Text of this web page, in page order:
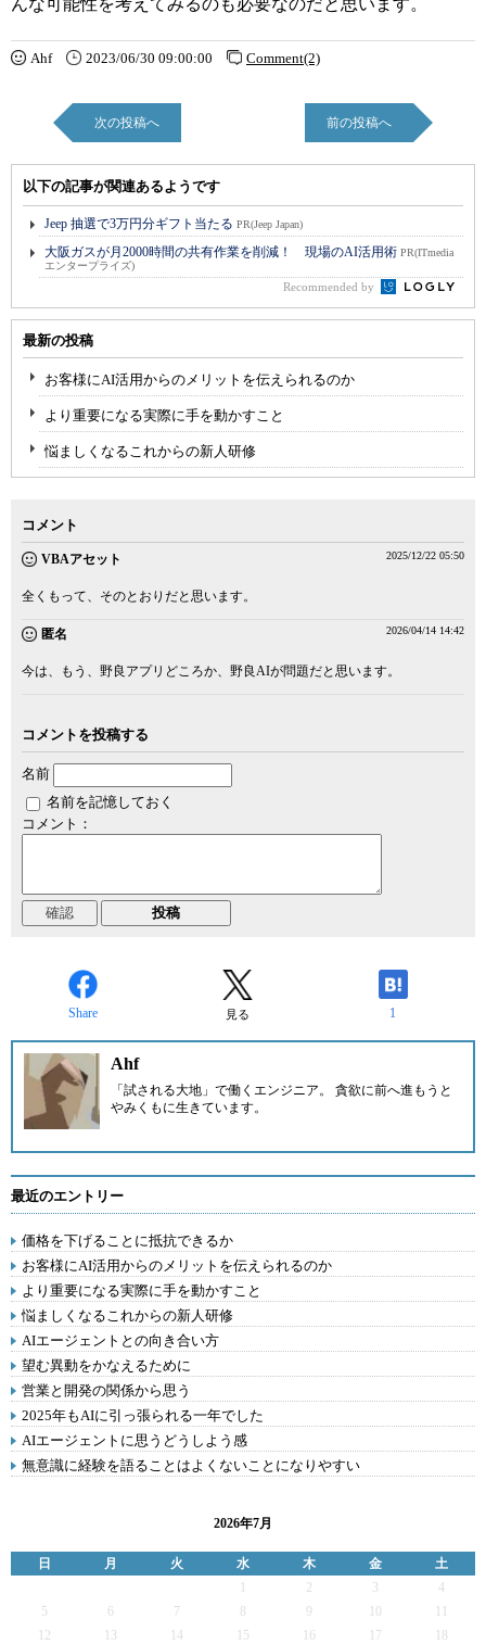
んな可能性を考えてみるのも必要なのだと思います。
Ahf 2023/06/30 09:00:00 Comment(2)
次の投稿へ 前の投稿へ
以下の記事が関連あるようです
Jeep 抽選で3万円分ギフト当たる PR(Jeep Japan)
大阪ガスが月2000時間の共有作業を削減！ 現場のAI活用術 PR(ITmedia
エンタープライズ)
Recommended by
最新の投稿
お客様にAI活用からのメリットを伝えられるのか
より重要になる実際に手を動かすこと
悩ましくなるこれからの新人研修
コメント
VBAアセット 2025/12/22 05:50
全くもって、そのとおりだと思います。
匿名 2026/04/14 14:42
今は、もう、野良アプリどころか、野良AIが問題だと思います。
コメントを投稿する
名前
名前を記憶しておく
コメント：
Share 見る 1
Ahf
「試される大地」で働くエンジニア。 貪欲に前へ進もうと
やみくもに生きています。
最近のエントリー
価格を下げることに抵抗できるか
お客様にAI活用からのメリットを伝えられるのか
より重要になる実際に手を動かすこと
悩ましくなるこれからの新人研修
AIエージェントとの向き合い方
望む異動をかなえるために
営業と開発の関係から思う
2025年もAIに引っ張られる一年でした
AIエージェントに思うどうしよう感
無意識に経験を語ることはよくないことになりやすい
2026年7月
日 月 火 水 木 金
土
2 3
4
5
6 7 9
12
13 14 15 16 17